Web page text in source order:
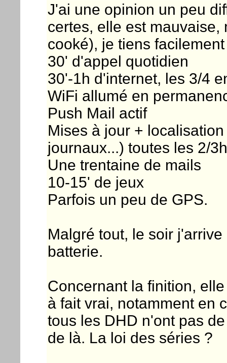
J'ai une opinion un peu
certes, elle est
cooké), je tiens
30' d'appel quotidien
30'-1h d'internet, les 3/4
WiFi allumé en
Push Mail actif
Mises à jour +
journaux...) toutes les 2/
Une trentaine de mails
10-15' de jeux
Parfois un peu de GPS.
Malgré tout, le soir
batterie.
Concernant la finition,
à fait vrai, notamment en
tous les DHD n'ont pas
de là. La loi des séries ?